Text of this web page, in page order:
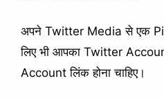
अपने Twitter Media से एक
लिए भी आपका Twitter
Account लिंक होना चाहिए।